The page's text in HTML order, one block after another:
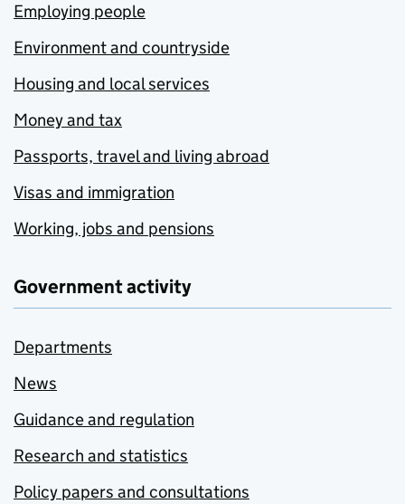
Employing people
Environment and countryside
Housing and local services
Money and tax
Passports, travel and living abroad
Visas and immigration
Working, jobs and pensions
Government activity
Departments
News
Guidance and regulation
Research and statistics
Policy papers and consultations